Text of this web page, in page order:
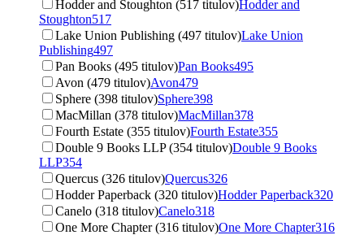
Hodder and Stoughton (517 titulov)Hodder and
Stoughton517
Lake Union Publishing (497 titulov)Lake Union
Publishing497
Pan Books (495 titulov)Pan Books495
Avon (479 titulov)Avon479
Sphere (398 titulov)Sphere398
MacMillan (378 titulov)MacMillan378
Fourth Estate (355 titulov)Fourth Estate355
Double 9 Books LLP (354 titulov)Double 9 Books
LLP354
Quercus (326 titulov)Quercus326
Hodder Paperback (320 titulov)Hodder Paperback320
Canelo (318 titulov)Canelo318
One More Chapter (316 titulov)One More Chapter316